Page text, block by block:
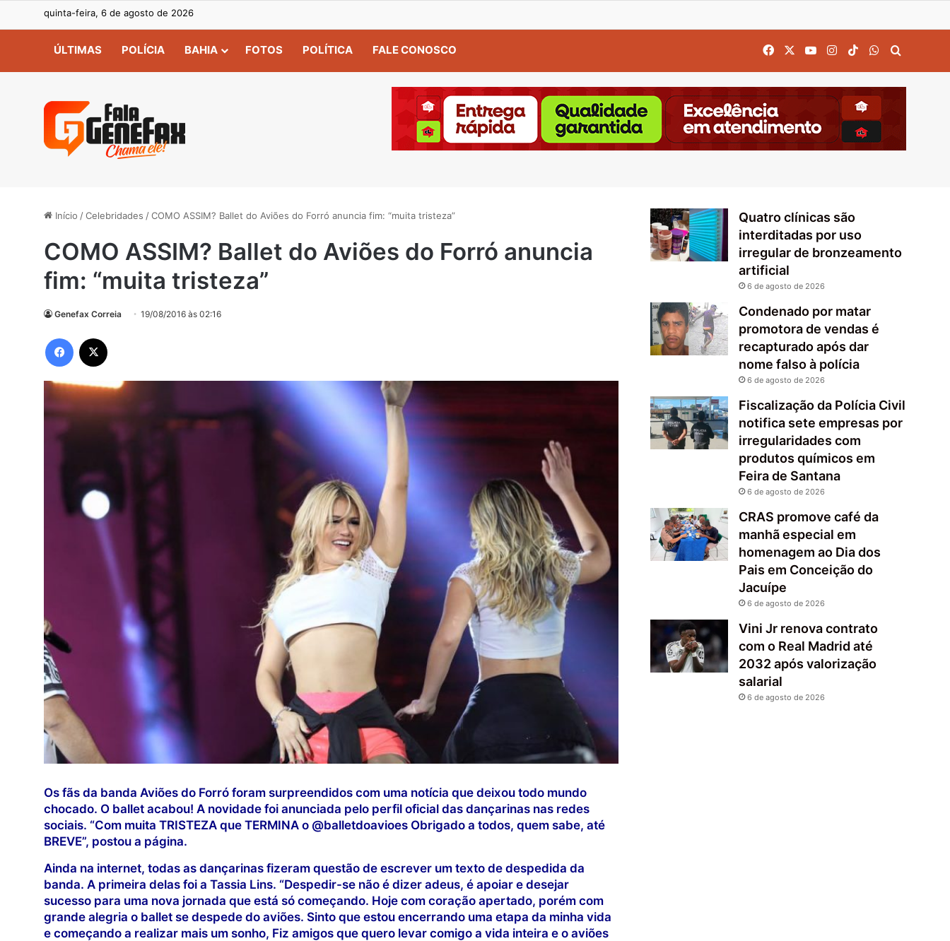
quinta-feira, 6 de agosto de 2026
ÚLTIMAS POLÍCIA BAHIA FOTOS POLÍTICA FALE CONOSCO FacebookYouTubeInstagram
TikTokWhatsApp
Início /Celebridades /COMO ASSIM? Ballet do Aviões do Forró anuncia fim: “muita tristeza”
COMO ASSIM? Ballet do Aviões do Forró anuncia
fim: “muita tristeza”
Genefax Correia 19/08/2016 às 02:16
Facebook
Os fãs da banda Aviões do Forró foram surpreendidos com uma notícia que deixou todo mundo
chocado. O ballet acabou! A novidade foi anunciada pelo perfil oficial das dançarinas nas redes
sociais. “Com muita TRISTEZA que TERMINA o @balletdoavioes Obrigado a todos, quem sabe, até
BREVE”, postou a página.
Ainda na internet, todas as dançarinas fizeram questão de escrever um texto de despedida da
banda. A primeira delas foi a Tassia Lins. “Despedir-se não é dizer adeus, é apoiar e desejar
sucesso para uma nova jornada que está só começando. Hoje com coração apertado, porém com
grande alegria o ballet se despede do aviões. Sinto que estou encerrando uma etapa da minha vida
e começando a realizar mais um sonho, Fiz amigos que quero levar comigo a vida inteira e o aviões
Quatro clínicas são
interditadas por uso
irregular de bronzeamento
artificial
6 de agosto de 2026
Condenado por matar
promotora de vendas é
recapturado após dar
nome falso à polícia
6 de agosto de 2026
Fiscalização da Polícia Civil
notifica sete empresas por
irregularidades com
produtos químicos em
Feira de Santana
6 de agosto de 2026
CRAS promove café da
manhã especial em
homenagem ao Dia dos
Pais em Conceição do
Jacuípe
6 de agosto de 2026
Vini Jr renova contrato
com o Real Madrid até
2032 após valorização
salarial
6 de agosto de 2026